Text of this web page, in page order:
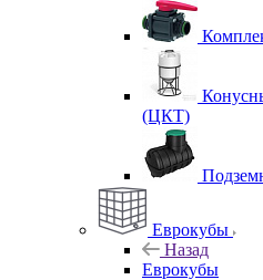
(ЦКТ)
Еврокубы
Назад
Еврокубы